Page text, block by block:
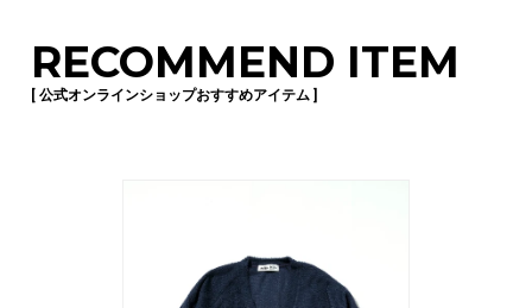
RECOMMEND ITEM
[ 公式オンラインショップおすすめアイテム ]